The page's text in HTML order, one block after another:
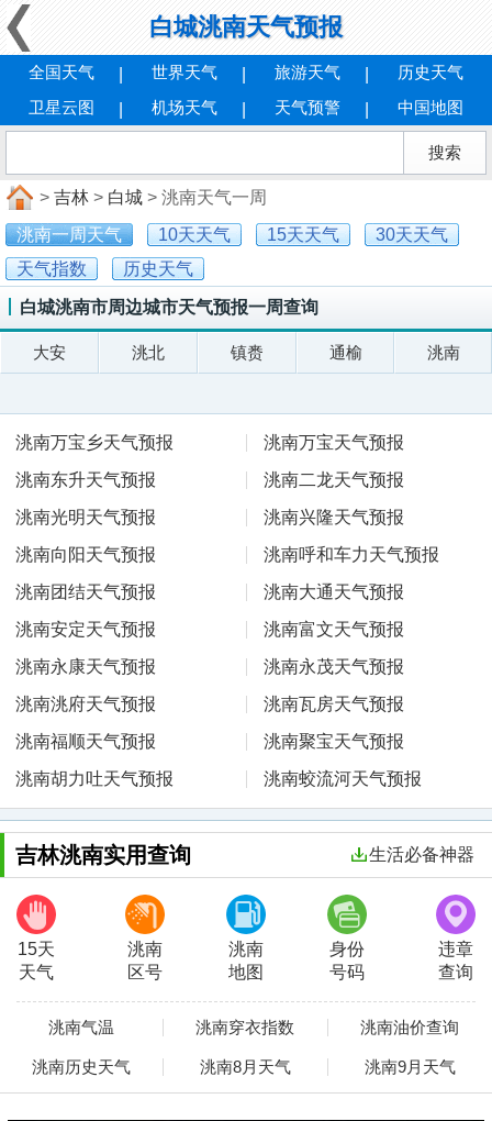
白城洮南天气预报
全国天气 世界天气 旅游天气
历史天气
卫星云图
机场天气 天气预警 中国地图
> 吉林 > 白城 > 洮南天气一周
洮南一周天气
10天天气 15天天气
30天天气
天气指数
历史天气
白城洮南市周边城市天气预报一周查询
大安 洮北 镇赉 通榆 洮南
洮南万宝乡天气预报
洮南万宝天气预报
洮南东升天气预报
洮南二龙天气预报
洮南光明天气预报
洮南兴隆天气预报
洮南向阳天气预报
洮南呼和车力天气预报
洮南团结天气预报
洮南大通天气预报
洮南安定天气预报
洮南富文天气预报
洮南永康天气预报
洮南永茂天气预报
洮南洮府天气预报
洮南瓦房天气预报
洮南福顺天气预报
洮南聚宝天气预报
洮南胡力吐天气预报
洮南蛟流河天气预报
吉林洮南实用查询 生活必备神器
15天
天气
洮南
区号
洮南
地图
身份
号码
违章
查询
洮南气温 洮南穿衣指数 洮南油价查询
洮南历史天气 洮南8月天气 洮南9月天气